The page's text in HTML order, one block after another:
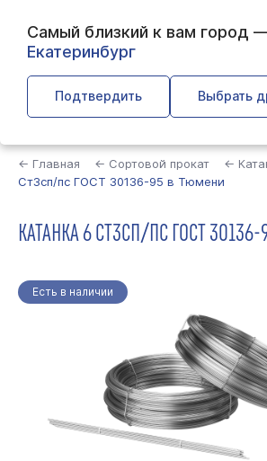
Самый близкий к вам город
Екатеринбург
Подтвердить Выбрать
← Главная ← Сортовой прокат ←
Ст3сп/пс ГОСТ 30136-95 в Тюмени
КАТАНКА 6 СТ3СП/ПС ГОСТ
Есть в наличии